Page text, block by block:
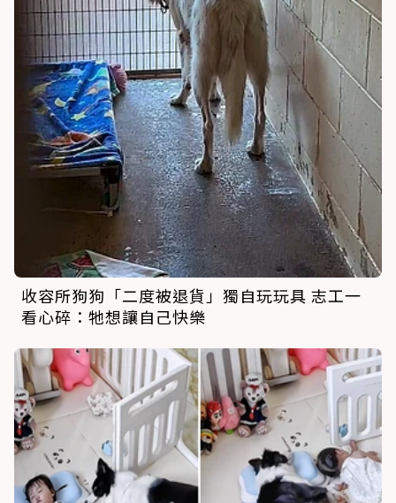
收容所狗狗「二度被退貨」獨自玩玩具 志工一
看心碎：牠想讓自己快樂